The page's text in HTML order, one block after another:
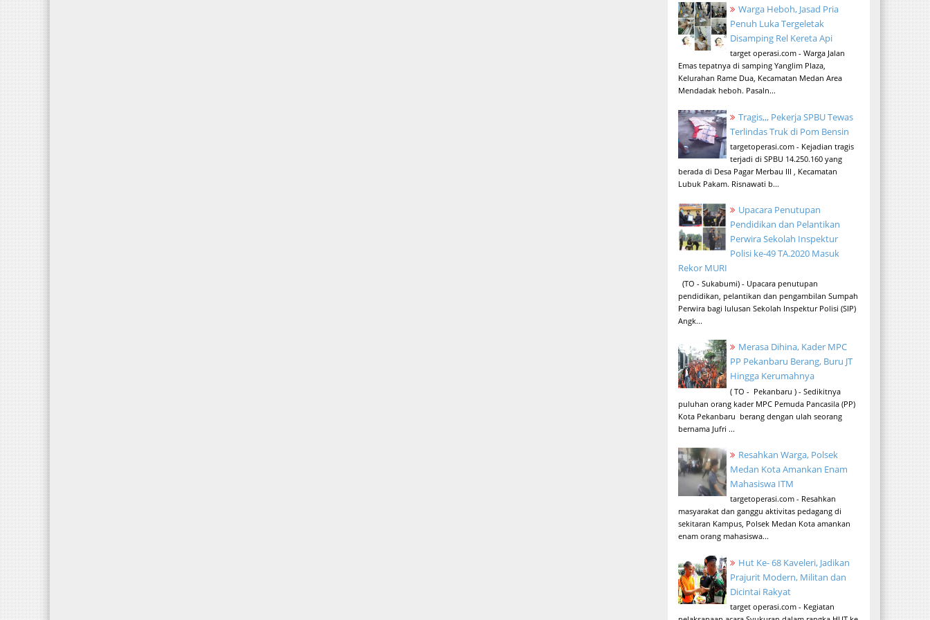
Warga Heboh, Jasad Pria
Penuh Luka Tergeletak
Disamping Rel Kereta Api
target operasi.com - Warga Jalan
Emas tepatnya di samping Yanglim Plaza,
Kelurahan Rame Dua, Kecamatan Medan Area
Mendadak heboh. Pasaln...
Tragis,,, Pekerja SPBU Tewas
Terlindas Truk di Pom Bensin
targetoperasi.com - Kejadian tragis
terjadi di SPBU 14.250.160 yang
berada di Desa Pagar Merbau III , Kecamatan
Lubuk Pakam. Risnawati b...
Upacara Penutupan
Pendidikan dan Pelantikan
Perwira Sekolah Inspektur
Polisi ke-49 TA.2020 Masuk
Rekor MURI
(TO - Sukabumi) - Upacara penutupan
pendidikan, pelantikan dan pengambilan Sumpah
Perwira bagi lulusan Sekolah Inspektur Polisi (SIP)
Angk...
Merasa Dihina, Kader MPC
PP Pekanbaru Berang, Buru JT
Hingga Kerumahnya
( TO - Pekanbaru ) - Sedikitnya
puluhan orang kader MPC Pemuda Pancasila (PP)
Kota Pekanbaru berang dengan ulah seorang
bernama Jufri ...
Resahkan Warga, Polsek
Medan Kota Amankan Enam
Mahasiswa ITM
targetoperasi.com - Resahkan
masyarakat dan ganggu aktivitas pedagang di
sekitaran Kampus, Polsek Medan Kota amankan
enam orang mahasiswa...
Hut Ke- 68 Kaveleri, Jadikan
Prajurit Modern, Militan dan
Dicintai Rakyat
target operasi.com - Kegiatan